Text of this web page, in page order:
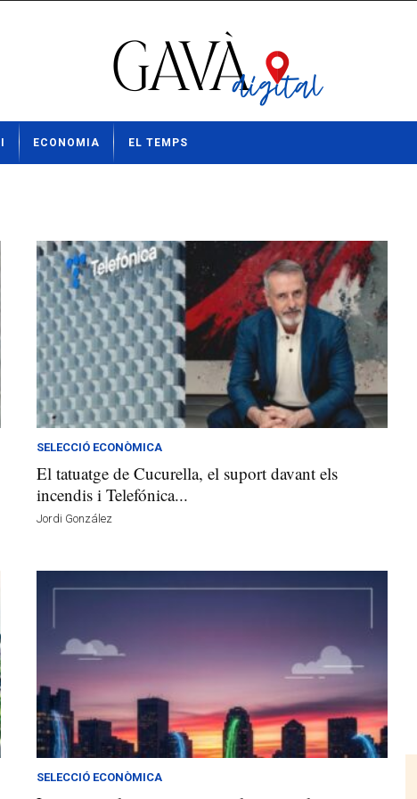
ECONOMIA EL TEMPS
SELECCIÓ ECONÒMICA
El tatuatge de Cucurella, el suport davant els
incendis i Telefónica...
Jordi González
SELECCIÓ ECONÒMICA